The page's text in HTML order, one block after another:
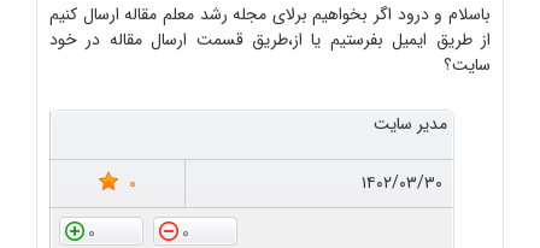
باسلام و درود اگر بخواهیم برلای مجله رشد معلم مقاله ارسال کنیم
از طریق ایمیل بفرستیم یا از،طریق قسمت ارسال مقاله در خود
سایت؟
مدیر سایت
۱۴۰۲/۰۳/۳۰
0
0
0